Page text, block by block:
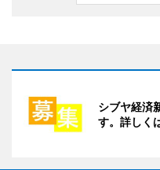
シブヤ経済
す。詳しく